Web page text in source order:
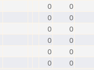
0
0
0
0
0
0
0
0
0
0
0 0